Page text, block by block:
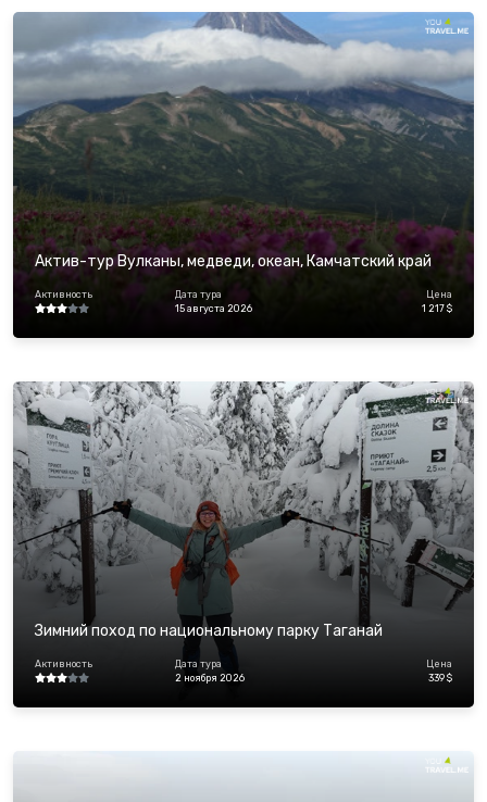
Актив-тур Вулканы, медведи, океан, Камчатский край
Активность
Дата тура
15 августа 2026
Цена
1 217 $
Зимний поход по национальному парку Таганай
Активность
Дата тура
2 ноября 2026
Цена
339 $